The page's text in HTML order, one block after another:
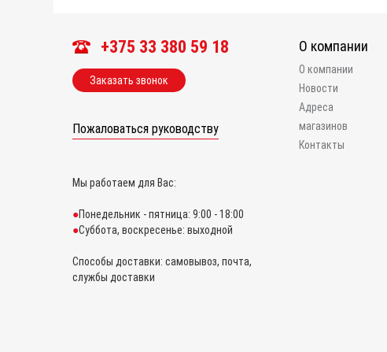
+375 33 380 59 18
Заказать звонок
Пожаловаться руководству
Мы работаем для Вас:
Понедельник - пятница: 9:00 - 18:00
Суббота, воскресенье: выходной
Способы доставки: самовывоз, почта,
службы доставки
О компании
О компании
Новости
Адреса
магазинов
Контакты